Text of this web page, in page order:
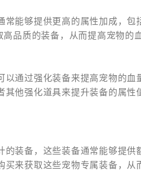
常能够提供更高的属性加成，
品质的装备，从而提高宠物的血
以通过强化装备来提高宠物的
他强化道具来提升装备的属性
装备，这些装备通常能够提供
来获取这些宠物专属装备，从